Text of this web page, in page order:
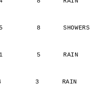
8      SHOWERS
1         5      RAIN
-4         3      RAIN